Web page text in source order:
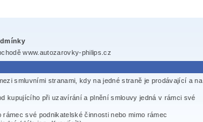
www.autozarovky-philips.cz
smluvními stranami, kdy na jedné straně je prodávající a na
kupujícího při uzavírání a plnění smlouvy jedná v rámci své
své podnikatelské činnosti nebo mimo rámec